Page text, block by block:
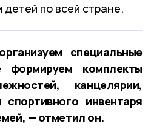
по всей стране.
специальные
формируем комплекты
канцелярии,
инвентаря
— отметил он.